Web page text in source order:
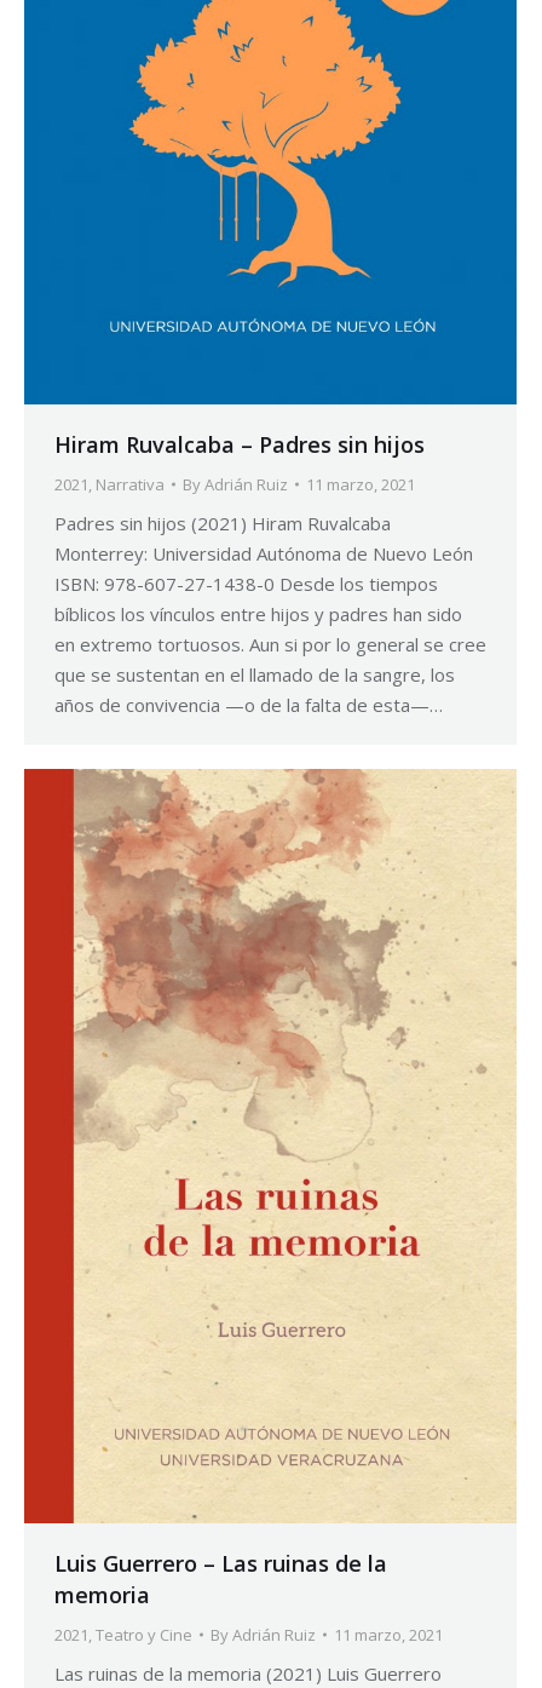
Hiram Ruvalcaba – Padres sin hijos
2021, Narrativa ByAdrián Ruiz 11 marzo, 2021
Padres sin hijos (2021) Hiram Ruvalcaba
Monterrey: Universidad Autónoma de Nuevo León
ISBN: 978-607-27-1438-0 Desde los tiempos
bíblicos los vínculos entre hijos y padres han sido
en extremo tortuosos. Aun si por lo general se cree
que se sustentan en el llamado de la sangre, los
años de convivencia —o de la falta de esta—…
Luis Guerrero – Las ruinas de la
memoria
2021,Teatro y Cine ByAdrián Ruiz 11 marzo, 2021
Las ruinas de la memoria (2021) Luis Guerrero